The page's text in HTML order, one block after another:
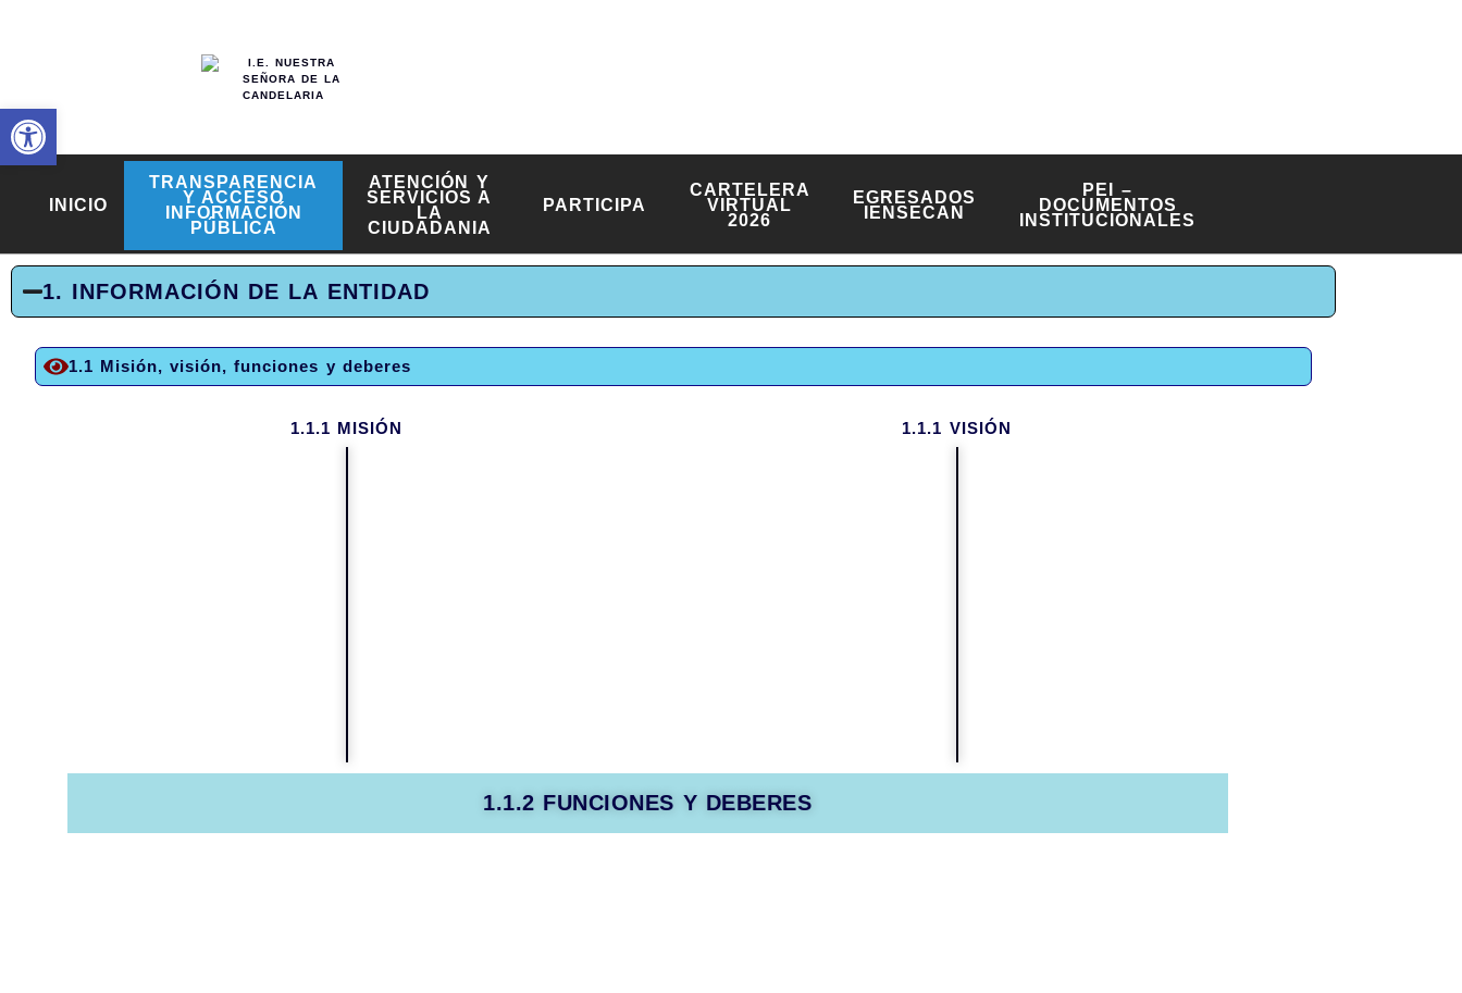
INICIO
TRANSPARENCIA
Y ACCESO
INFORMACIÓN
PÚBLICA
ATENCIÓN Y
SERVICIOS A
LA
CIUDADANIA
PARTICIPA
CARTELERA
VIRTUAL
2026
EGRESADOS
IENSECAN
PEI –
DOCUMENTOS
INSTITUCIONALES
1. INFORMACIÓN DE LA ENTIDAD
1.1 Misión, visión, funciones y deberes
1.1.1 MISIÓN
1.1.2 FUNCIONES Y DEBERES
1.1.1 VISIÓN
Abrir barra de herramientas